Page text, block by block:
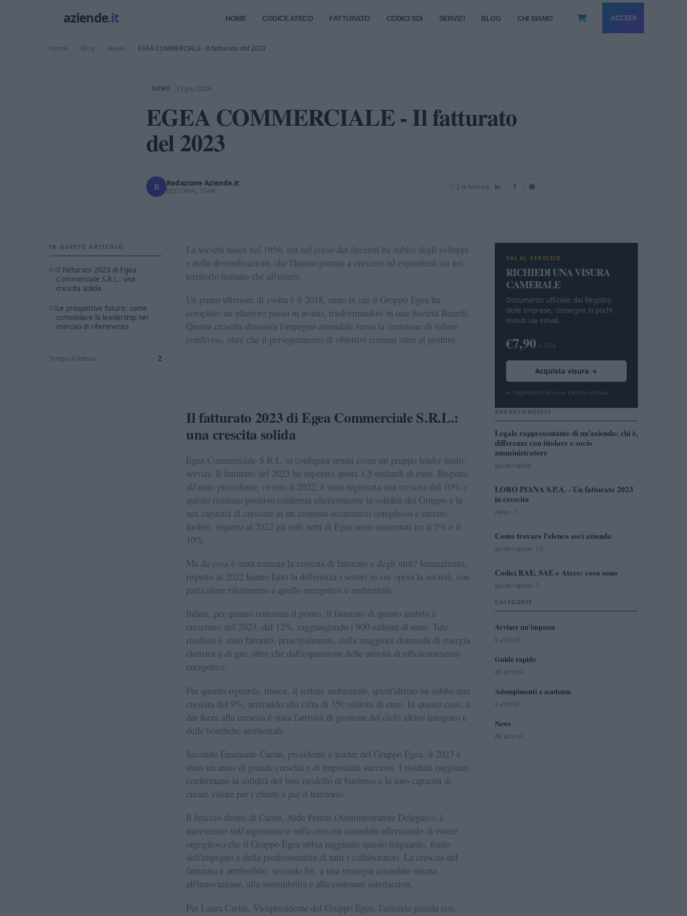
HOME CODICE ATECO FATTURATO CODICI SDI SERVIZI BLOG CHI SIAMO ACCEDI
Home › Blog › News › EGEA COMMERCIALE - Il fatturato del 2023
NEWS 13 giu 2024
EGEA COMMERCIALE - Il fatturato
del 2023
R Redazione Aziende.it
EDITORIAL TEAM 2 di lettura
IN QUESTO ARTICOLO
Il fatturato 2023 di Egea
Commerciale S.R.L.: una
crescita solida
Le prospettive future: come
consolidare la leadership nei
mercati di riferimento
Tempo di lettura 2
La società nasce nel 1956, ma nel corso dei decenni ha subito degli sviluppi
e delle diversificazioni, che l'hanno portata a crescere ed espandersi sia nel
territorio italiano che all'estero.
Un punto ulteriore di svolta è il 2018, anno in cui il Gruppo Egea ha
compiuto un ulteriore passo in avanti, trasformandosi in una Società Benefit.
Questa crescita dimostra l'impegno aziendale verso la creazione di valore
condiviso, oltre che il perseguimento di obiettivi comuni oltre al profitto.
Il fatturato 2023 di Egea Commerciale S.R.L.:
una crescita solida
Egea Commerciale S.R.L. si configura ormai come un gruppo leader multi-
servizi. Il fatturato del 2023 ha superato quota 1,5 miliardi di euro. Rispetto
all'anno precedente, ovvero il 2022, è stata registrata una crescita del 10% e
questo risultato positivo conferma ulteriormente la solidità del Gruppo e la
sua capacità di crescere in un contesto economico complesso e incerto.
Inoltre, rispetto al 2022 gli utili netti di Egea sono aumentati tra il 5% e il
10%.
Ma da cosa è stata trainata la crescita di fatturato e degli utili? Innanzitutto,
rispetto al 2022 hanno fatto la differenza i settori in cui opera la società, con
particolare riferimento a quello energetico e ambientale.
Infatti, per quanto concerne il primo, il fatturato di questo ambito è
cresciuto, nel 2023, del 12%, raggiungendo i 900 milioni di euro. Tale
risultato è stato favorito, principalmente, dalla maggiore domanda di energia
elettrica e di gas, oltre che dall'espansione delle attività di efficientamento
energetico.
Per quanto riguarda, invece, il settore ambientale, quest'ultimo ha subito una
crescita del 9%, arrivando alla cifra di 350 milioni di euro. In questo caso, a
dar forza alla crescita è stata l'attività di gestione del ciclo idrico integrato e
delle bonifiche ambientali.
Secondo Emanuele Carini, presidente e leader del Gruppo Egea, il 2023 è
stato un anno di grande crescita e di importanti successi. I risultati raggiunti
confermano la solidità del loro modello di business e la loro capacità di
creare valore per i clienti e per il territorio.
Il braccio destro di Carini, Aldo Peretti (Amministratore Delegato), è
intervenuto sull'argomento e sulla crescita aziendale affermando di essere
orgoglioso che il Gruppo Egea abbia raggiunto questo traguardo, frutto
dell'impegno e della professionalità di tutti i collaboratori. La crescita del
fatturato è attribuibile, secondo lui, a una strategia aziendale mirata
all'innovazione, alla sostenibilità e alla customer satisfaction.
Per Laura Carini, Vicepresidente del Gruppo Egea, l'azienda guarda con
VAI AL SERVIZIO
RICHIEDI UNA VISURA
CAMERALE
Documento ufficiale dal Registro
delle Imprese, consegna in pochi
minuti via email.
€7,90 + IVA
Acquista visura →
Pagamento sicuro Fattura inclusa
APPROFONDISCI
Legale rappresentante di un'azienda: chi è,
differenze con titolare e socio
amministratore
guide-rapide
LORO PIANA S.P.A. - Un fatturato 2023
in crescita
news · 1
Come trovare l'elenco soci azienda
guide-rapide · 10
Codici RAE, SAE e Ateco: cosa sono
guide-rapide · 3
CATEGORIE
Avviare un'impresa
6 articoli
Guide rapide
45 articoli
Adempimenti e scadenze
4 articoli
News
48 articoli